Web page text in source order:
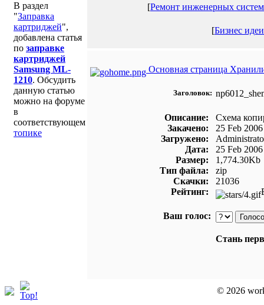
В раздел
"Заправка
картриджей",
добавлена статья
по заправке
картриджей
Samsung ML-
1210. Обсудить
данную статью
можно на форуме
в
соответствующем
топике
[Ремонт инженерных систем
[Бизнес идеи
Основная страница
Заголовок:
Описание:
Схема
Закачено:
25 Feb 2006
Загружено:
Дата:
25 Feb 2006
Размер:
1,774.30Kb
Тип файла:
zip
Скачки:
21036
Рейтинг:
Ваш голос:
Стань
© 2026